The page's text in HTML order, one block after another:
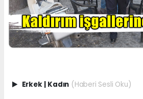
Erkek | Kadın (Haberi Sesli Oku)